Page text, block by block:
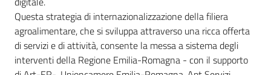
Questa strategia di internazionalizzazione della filiera
agroalimentare, che si sviluppa attraverso una ricca offerta
di servizi e di attività, consente la messa a sistema degli
interventi della Regione Emilia-Romagna - con il supporto